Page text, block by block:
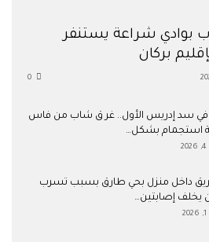
بوادي شراعة يستنفر
بركان
سد إدريس الأول.. غر ق شاب من فاس
استجمام بشكل…
داخل منزل بحي طارق بسبب تسرب
يخلف إصابتين…